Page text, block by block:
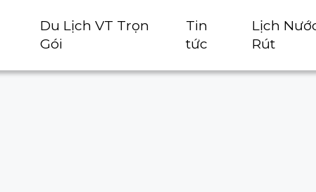
Du Lịch VT Trọn
Gói
Tin
tức
Lịch
Rút